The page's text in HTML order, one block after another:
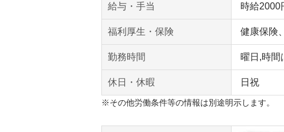
給与・手当 時給2000
福利厚生・保険 健康保険
勤務時間 曜日,時間
休日・休暇 日祝
※その他労働条件等の情報は別途明示します。